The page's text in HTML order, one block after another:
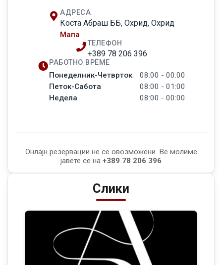
АДРЕСА
Коста Абраш ББ, Охрид, Охрид
Мапа
ТЕЛЕФОН
+389 78 206 396
РАБОТНО ВРЕМЕ
Понеделник-Четврток
08:00 - 00:00
Петок-Сабота
08:00 - 01:00
Недела
08:00 - 00:00
Онлајн резервации не се овозможени. Ве молиме
јавете се на +389 78 206 396
Слики